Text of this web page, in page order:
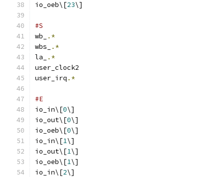
io_oeb\[23\]
#S
wb_
.*
wbs_
.*
la_
.*
user_clock2
user_irq .*
#E
io_in\[0\]
io_out\[0\]
io_oeb\[0\]
io_in\[1\]
io_out\[1\]
io_oeb\[1\]
io_in\[2\]